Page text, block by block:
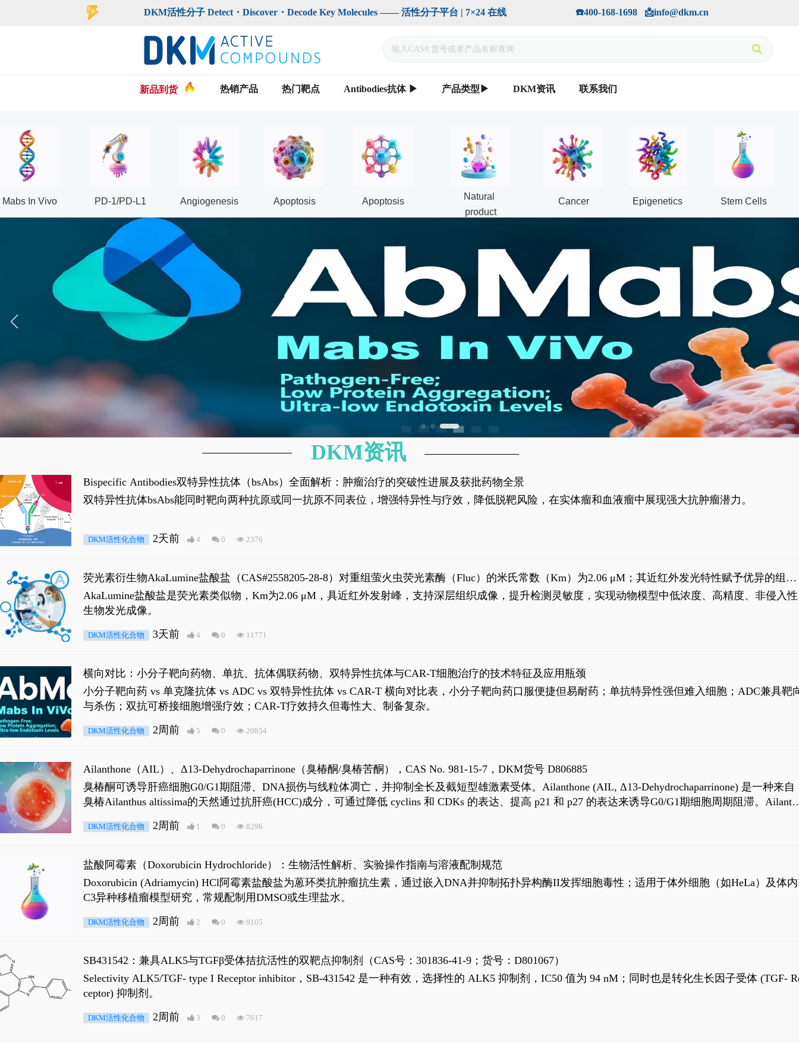
手机版
DKM活性分子 Detect・Discover・Decode Key Molecules —— 活性分子平台 | 7×24 在线                             ☎️400-168-1698   📩info@dkm.cn
新品到货 热销产品 热门靶点 Antibodies抗体 ▶ 产品类型▶ DKM资讯 联系我们
Mabs In Vivo PD-1/PD-L1 Angiogenesis Apoptosis Apoptosis
Natural
product
Cancer Epigenetics Stem Cells
Bispecific Antibodies双特异性抗体（bsAbs）全面解析：肿瘤治疗的突破性进展及获批药物全景
双特异性抗体bsAbs能同时靶向两种抗原或同一抗原不同表位，增强特异性与疗效，降低脱靶风险，在实体瘤和血液瘤中展现强大抗肿瘤潜力。
DKM活性化合物 2天前 4 0 2376
荧光素衍生物AkaLumine盐酸盐（CAS#2558205-28-8）对重组萤火虫荧光素酶（Fluc）的米氏常数（Km）为2.06 μM；其近红外发光特性赋予优异的组织
穿透能力，大幅增强成像信噪比，从而实现活体动物模型中极低给药剂量下的高灵敏度、非侵入式生物发光动态追踪。
AkaLumine盐酸盐是荧光素类似物，Km为2.06 μM，具近红外发射峰，支持深层组织成像，提升检测灵敏度，实现动物模型中低浓度、高精度、非侵入性
生物发光成像。
DKM活性化合物 3天前 4 0 11771
横向对比：小分子靶向药物、单抗、抗体偶联药物、双特异性抗体与CAR-T细胞治疗的技术特征及应用瓶颈
小分子靶向药 vs 单克隆抗体 vs ADC vs 双特异性抗体 vs CAR-T 横向对比表，小分子靶向药口服便捷但易耐药；单抗特异性强但难入细胞；ADC兼具靶
与杀伤；双抗可桥接细胞增强疗效；CAR-T疗效持久但毒性大、制备复杂。
DKM活性化合物 2周前 5 0 20854
Ailanthone（AIL）、Δ13-Dehydrochaparrinone（臭椿酮/臭椿苦酮），CAS No. 981-15-7，DKM货号 D806885
臭椿酮可诱导肝癌细胞G0/G1期阻滞、DNA损伤与线粒体凋亡，并抑制全长及截短型雄激素受体。Ailanthone (AIL, Δ13-Dehydrochaparrinone) 是一种来自
臭椿Ailanthus altissima的天然通过抗肝癌(HCC)成分，可通过降低 cyclins 和 CDKs 的表达、提高 p21 和 p27 的表达来诱导G0/G1期细胞周期阻滞。
是全长 Androgen Receptor (AR-FL)和组成型活性截断AR剪接变体(AR-Vs, AR1-651)的抑制剂，对应的IC50值分别为69 nM和309 nM。
DKM活性化合物 2周前 1 0 8296
盐酸阿霉素（Doxorubicin Hydrochloride）：生物活性解析、实验操作指南与溶液配制规范
Doxorubicin (Adriamycin) HCl阿霉素盐酸盐为蒽环类抗肿瘤抗生素，通过嵌入DNA并抑制拓扑异构酶II发挥细胞毒性；适用于体外细胞（如HeLa）及体内
C3异种移植瘤模型研究，常规配制用DMSO或生理盐水。
DKM活性化合物 2周前 2 0 9105
SB431542：兼具ALK5与TGFβ受体拮抗活性的双靶点抑制剂（CAS号：301836-41-9；货号：D801067）
Selectivity ALK5/TGF- type I Receptor inhibitor，SB-431542 是一种有效，选择性的 ALK5 抑制剂，IC50 值为 94 nM；同时也是转化生长因子受体 (TGF-
ceptor) 抑制剂。
DKM活性化合物 2周前 3 0 7617
DKM资讯